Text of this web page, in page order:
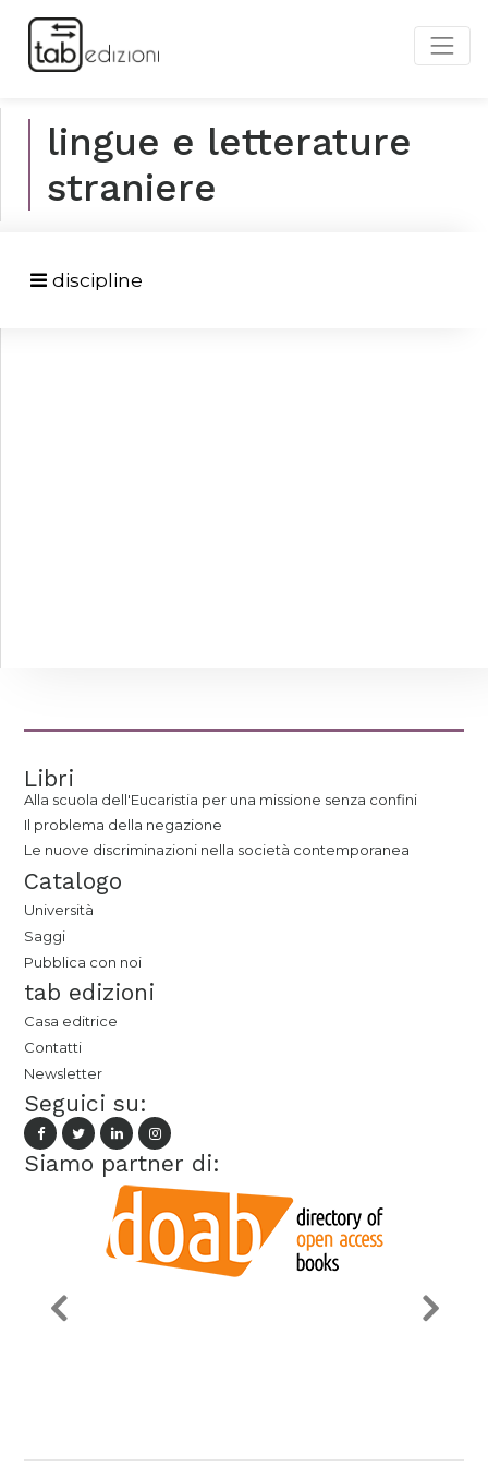
lingue e letterature
straniere
discipline
Libri
Alla scuola dell'Eucaristia per una missione senza confini
Il problema della negazione
Le nuove discriminazioni nella società contemporanea
Catalogo
Università
Saggi
Pubblica con noi
tab edizioni
Casa editrice
Contatti
Newsletter
Seguici su:
Siamo partner di: